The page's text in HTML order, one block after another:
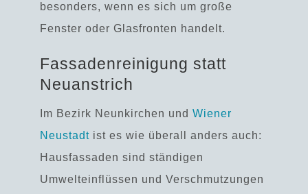
besonders, wenn es sich um große
Fenster oder Glasfronten handelt.
Fassadenreinigung statt
Neuanstrich
Im Bezirk Neunkirchen undWiener
Neustadt ist es wie überall anders auch:
Hausfassaden sind ständigen
Umwelteinflüssen und Verschmutzungen